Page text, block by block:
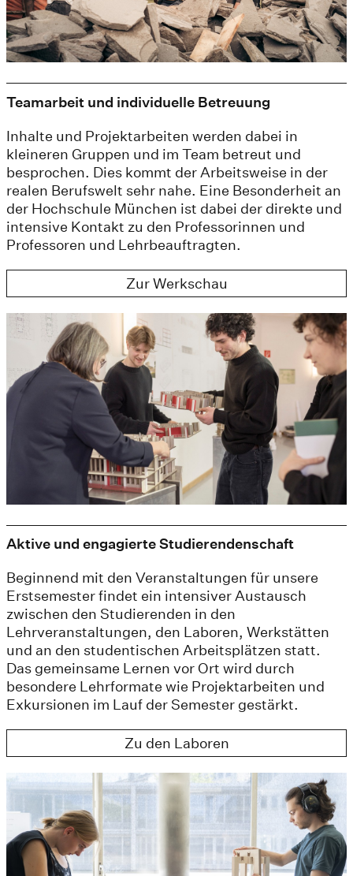
Teamarbeit und individuelle Betreuung
Inhalte und Projektarbeiten werden dabei in
kleineren Gruppen und im Team betreut und
besprochen. Dies kommt der Arbeitsweise in der
realen Berufswelt sehr nahe. Eine Besonderheit an
der Hochschule München ist dabei der direkte und
intensive Kontakt zu den Professorinnen und
Professoren und Lehrbeauftragten.
Zur Werkschau
Aktive und engagierte Studierendenschaft
Beginnend mit den Veranstaltungen für unsere
Erstsemester findet ein intensiver Austausch
zwischen den Studierenden in den
Lehrveranstaltungen, den Laboren, Werkstätten
und an den studentischen Arbeitsplätzen statt.
Das gemeinsame Lernen vor Ort wird durch
besondere Lehrformate wie Projektarbeiten und
Exkursionen im Lauf der Semester gestärkt.
Zu den Laboren